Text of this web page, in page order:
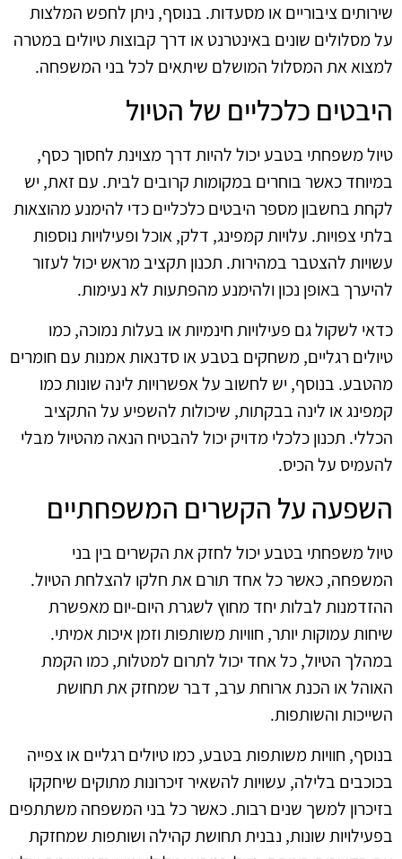
שירותים ציבוריים או מסעדות. בנוסף, ניתן לחפש המלצות
על מסלולים שונים באינטרנט או דרך קבוצות טיולים במטרה
למצוא את המסלול המושלם שיתאים לכל בני המשפחה.
היבטים כלכליים של הטיול
טיול משפחתי בטבע יכול להיות דרך מצוינת לחסוך כסף,
במיוחד כאשר בוחרים במקומות קרובים לבית. עם זאת, יש
לקחת בחשבון מספר היבטים כלכליים כדי להימנע מהוצאות
בלתי צפויות. עלויות קמפינג, דלק, אוכל ופעילויות נוספות
עשויות להצטבר במהירות. תכנון תקציב מראש יכול לעזור
להיערך באופן נכון ולהימנע מהפתעות לא נעימות.
כדאי לשקול גם פעילויות חינמיות או בעלות נמוכה, כמו
טיולים רגליים, משחקים בטבע או סדנאות אמנות עם חומרים
מהטבע. בנוסף, יש לחשוב על אפשרויות לינה שונות כמו
קמפינג או לינה בבקתות, שיכולות להשפיע על התקציב
הכללי. תכנון כלכלי מדויק יכול להבטיח הנאה מהטיול מבלי
להעמיס על הכיס.
השפעה על הקשרים המשפחתיים
טיול משפחתי בטבע יכול לחזק את הקשרים בין בני
המשפחה, כאשר כל אחד תורם את חלקו להצלחת הטיול.
ההזדמנות לבלות יחד מחוץ לשגרת היום-יום מאפשרת
שיחות עמוקות יותר, חוויות משותפות וזמן איכות אמיתי.
במהלך הטיול, כל אחד יכול לתרום למטלות, כמו הקמת
האוהל או הכנת ארוחת ערב, דבר שמחזק את תחושת
השייכות והשותפות.
בנוסף, חוויות משותפות בטבע, כמו טיולים רגליים או צפייה
בכוכבים בלילה, עשויות להשאיר זיכרונות מתוקים שיחקקו
בזיכרון למשך שנים רבות. כאשר כל בני המשפחה משתתפים
בפעילויות שונות, נבנית תחושת קהילה ושותפות שמחזקת